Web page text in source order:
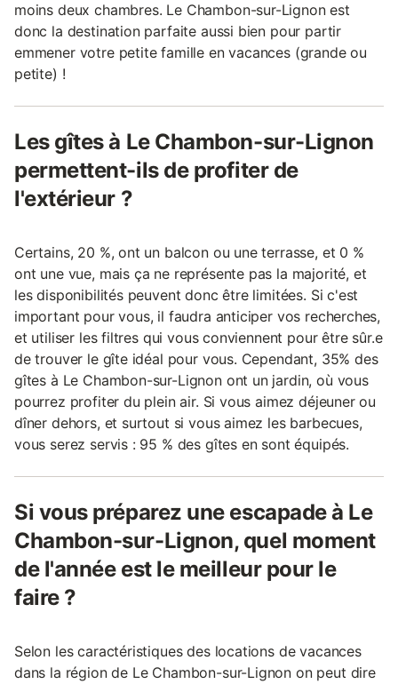
moins deux chambres. Le Chambon-sur-Lignon est
donc la destination parfaite aussi bien pour partir
emmener votre petite famille en vacances (grande ou
petite) !
Les gîtes à Le Chambon-sur-Lignon
permettent-ils de profiter de
l'extérieur ?
Certains, 20 %, ont un balcon ou une terrasse, et 0 %
ont une vue, mais ça ne représente pas la majorité, et
les disponibilités peuvent donc être limitées. Si c'est
important pour vous, il faudra anticiper vos recherches,
et utiliser les filtres qui vous conviennent pour être sûr.e
de trouver le gîte idéal pour vous. Cependant, 35% des
gîtes à Le Chambon-sur-Lignon ont un jardin, où vous
pourrez profiter du plein air. Si vous aimez déjeuner ou
dîner dehors, et surtout si vous aimez les barbecues,
vous serez servis : 95 % des gîtes en sont équipés.
Si vous préparez une escapade à Le
Chambon-sur-Lignon, quel moment
de l'année est le meilleur pour le
faire ?
Selon les caractéristiques des locations de vacances
dans la région de Le Chambon-sur-Lignon on peut dire